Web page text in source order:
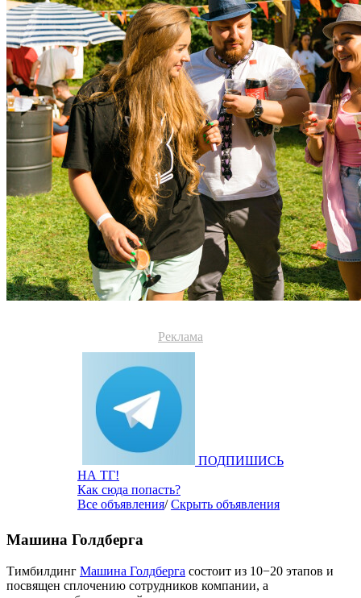
Реклама
ПОДПИШИСЬ
НА ТГ!
Как сюда попасть?
Все объявления/Скрыть объявления
Машина Голдберга
Тимбилдинг Машина Голдберга состоит из 10−20 этапов и
посвящен сплочению сотрудников компании, а